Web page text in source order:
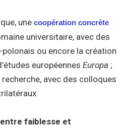
une coopération concrète
universitaire, avec des
ou encore la création
européennes Europa ;
avec des colloques
faiblesse et